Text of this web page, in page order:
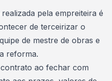
pela empreiteira é
de terceirizar o
de mestre de obras e
reforma.
ao fechar com